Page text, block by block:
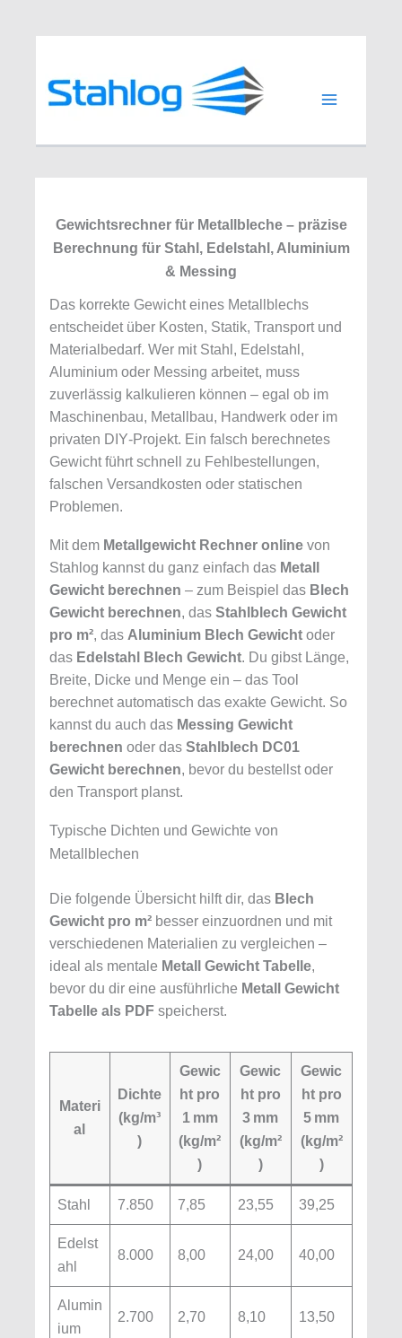
Zum
springen
Gewichtsrechner für Metallbleche – präzise
Berechnung für Stahl, Edelstahl, Aluminium
& Messing
Das korrekte Gewicht eines Metallblechs
entscheidet über Kosten, Statik, Transport und
Materialbedarf. Wer mit Stahl, Edelstahl,
Aluminium oder Messing arbeitet, muss
zuverlässig kalkulieren können – egal ob im
Maschinenbau, Metallbau, Handwerk oder im
privaten DIY‑Projekt. Ein falsch berechnetes
Gewicht führt schnell zu Fehlbestellungen,
falschen Versandkosten oder statischen
Problemen.
Mit dem Metallgewicht Rechner onlinevon
Stahlog kannst du ganz einfach das Metall
Gewicht berechnen – zum Beispiel das Blech
Gewicht berechnen, das Stahlblech Gewicht
pro m², das Aluminium Blech Gewichtoder
das Edelstahl Blech Gewicht. Du gibst Länge,
Breite, Dicke und Menge ein – das Tool
berechnet automatisch das exakte Gewicht. So
kannst du auch das Messing Gewicht
berechnen oder das Stahlblech DC01
Gewicht berechnen, bevor du bestellst oder
den Transport planst.
Typische Dichten und Gewichte von
Metallblechen
Die folgende Übersicht hilft dir, das Blech
Gewicht pro m²besser einzuordnen und mit
verschiedenen Materialien zu vergleichen –
ideal als mentale Metall Gewicht Tabelle,
bevor du dir eine ausführliche Metall Gewicht
Tabelle als PDFspeicherst.
Materi
al
Dichte
(kg/m³
)
Gewic
ht pro
1 mm
(kg/m²
)
Gewic
ht pro
3 mm
(kg/m²
)
Gewic
ht pro
5 mm
(kg/m²
)
Stahl 7.850 7,85 23,55 39,25
Edelst
ahl
8.000 8,00 24,00 40,00
Alumin
ium
2.700 2,70 8,10 13,50